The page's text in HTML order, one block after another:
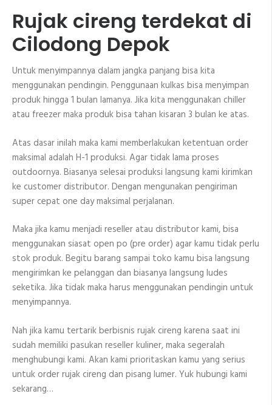
Rujak cireng terdekat di
Cilodong Depok
Untuk menyimpannya dalam jangka panjang bisa kita
menggunakan pendingin. Penggunaan kulkas bisa menyimpan
produk hingga 1 bulan lamanya. Jika kita menggunakan chiller
atau freezer maka produk bisa tahan kisaran 3 bulan ke atas.
Atas dasar inilah maka kami memberlakukan ketentuan order
maksimal adalah H-1 produksi. Agar tidak lama proses
outdoornya. Biasanya selesai produksi langsung kami kirimkan
ke customer distributor. Dengan mengunakan pengiriman
super cepat one day maksimal perjalanan.
Maka jika kamu menjadi reseller atau distributor kami, bisa
menggunakan siasat open po (pre order) agar kamu tidak perlu
stok produk. Begitu barang sampai toko kamu bisa langsung
mengirimkan ke pelanggan dan biasanya langsung ludes
seketika. Jika tidak maka harus menggunakan pendingin untuk
menyimpannya.
Nah jika kamu tertarik berbisnis rujak cireng karena saat ini
sudah memiliki pasukan reseller kuliner, maka segeralah
menghubungi kami. Akan kami prioritaskan kamu yang serius
untuk order rujak cireng dan pisang lumer. Yuk hubungi kami
sekarang…